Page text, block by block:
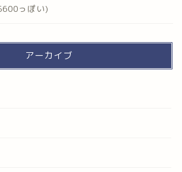
っぽい)
アーカイブ